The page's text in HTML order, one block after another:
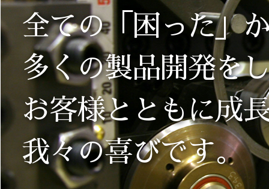
超精密加工への
こだわりから生
独自ブランドが
全ての「困った」
多くの製品開発を
お客様とともに成
我々の喜びです。
70
近藤機械製作所が最も得意とする超精密加工。
過去の事例をご紹介します。
>>クリックで見る